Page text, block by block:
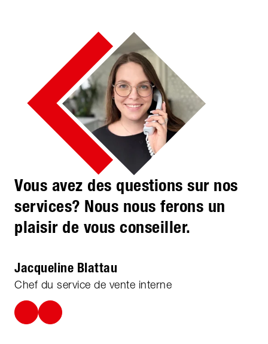
Vous avez des questions sur nos
services? Nous nous ferons un
plaisir de vous conseiller.
Jacqueline Blattau
Chef du service de vente interne